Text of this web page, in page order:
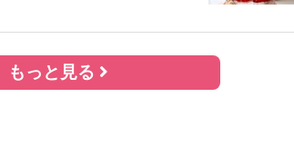
もっと見る
満載】
田祐希
【渾身の一冊】乃木
坂46・山下美月、